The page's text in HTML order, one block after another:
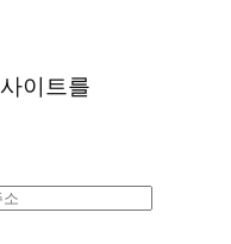
이트를